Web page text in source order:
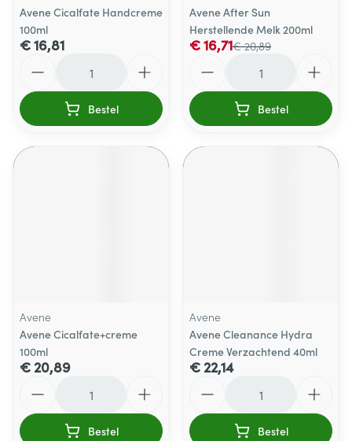
Avene Cicalfate Handcreme
100ml
€ 16,81
Bestel
Avene After Sun
Herstellende Melk 200ml
€ 20,89
€ 16,71
Bestel
Avene
Avene Cicalfate+creme
100ml
€ 20,89
Bestel
Avene
Avene Cleanance Hydra
Creme Verzachtend 40ml
€ 22,14
Bestel